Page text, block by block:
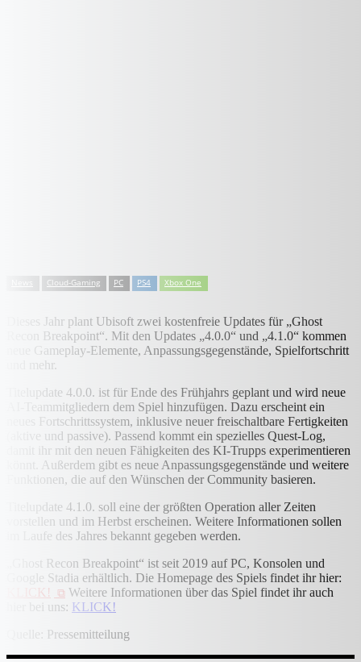
Cloud-Gaming PC PS4 Xbox One
Dieses Jahr plant Ubisoft zwei kostenfreie Updates für „Ghost
Recon Breakpoint“. Mit den Updates „4.0.0“ und „4.1.0“ kommen
neue Gameplay-Elemente, Anpassungsgegenstände, Spielfortschritt
und mehr.
Titelupdate 4.0.0. ist für Ende des Frühjahrs geplant und wird neue
AI-Teammitgliedern dem Spiel hinzufügen. Dazu erscheint ein
neues Fortschrittssystem, inklusive neuer freischaltbare Fertigkeiten
(aktive und passive). Passend kommt ein spezielles Quest-Log,
damit ihr mit den neuen Fähigkeiten des KI-Trupps experimentieren
könnt. Außerdem gibt es neue Anpassungsgegenstände und weitere
Funktionen, die auf den Wünschen der Community basieren.
Titelupdate 4.1.0. soll eine der größten Operation aller Zeiten
vorstellen und im Herbst erscheinen. Weitere Informationen sollen
im Laufe des Jahres bekannt gegeben werden.
„Ghost Recon Breakpoint“ ist seit 2019 auf PC, Konsolen und
Google Stadia erhältlich. Die Homepage des Spiels findet ihr hier:
KLICK!
Weitere Informationen über das Spiel findet ihr auch
hier bei uns: KLICK!
Quelle: Pressemitteilung